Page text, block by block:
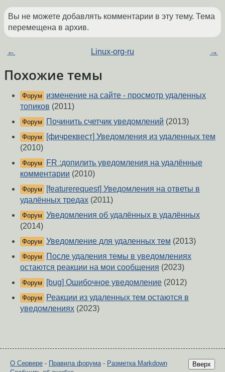
Вы не можете добавлять комментарии в эту тему. Тема
перемещена в архив.
← Linux-org-ru →
Похожие темы
Форум
изменение на сайте - просмотр удаленных
топиков (2011)
Форум Починить счетчик уведомлений (2013)
Форум
[фичреквест] Уведомления из удаленных тем
(2010)
Форум
FR :допилить уведомления на удалённые
комментарии (2010)
Форум
[featurerequest] Уведомления на ответы в
удалённых тредах (2011)
Форум Уведомления об удалённых в удалённых
(2014)
Форум Уведомление для удаленных тем (2013)
Форум
После удаления темы в уведомлениях
остаются реакции на мои сообщения (2023)
Форум [bug] Ошибочное уведомление (2012)
Форум
Реакции из удаленных тем остаются в
уведомлениях (2023)
Вверх
О Сервере - Правила форума- Разметка Markdown